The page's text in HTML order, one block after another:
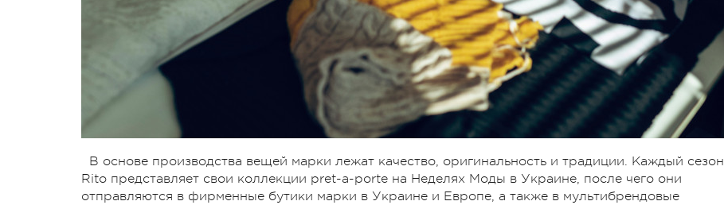
В основе производства вещей марки лежат качество, оригинальность и традиции. Каждый сезон
Rito представляет свои коллекции pret-a-porte на Неделях Моды в Украине, после чего они
отправляются в фирменные бутики марки в Украине и Европе, а также в мультибрендовые